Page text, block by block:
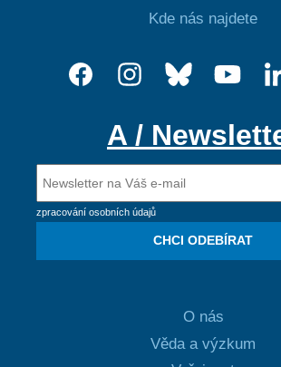
Kde nás najdete
A /
zpracování osobních údajů
CHCI ODEBÍRAT
O nás
Věda a výzkum